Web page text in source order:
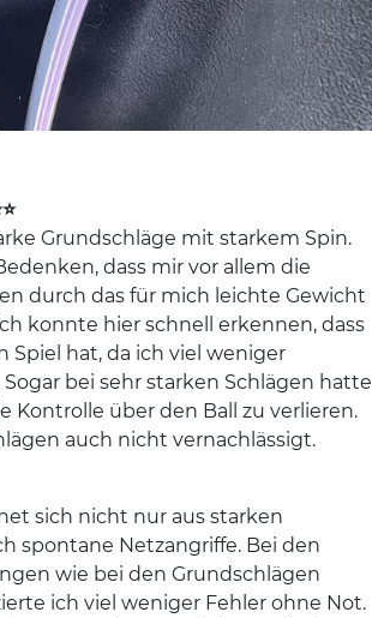
Grundschläge mit starkem Spin.
dass mir vor allem die
durch das für mich leichte Gewicht
konnte hier schnell erkennen, dass
Spiel hat, da ich viel weniger
bei sehr starken Schlägen hatte
Kontrolle über den Ball zu verlieren.
auch nicht vernachlässigt.
sich nicht nur aus starken
spontane Netzangriffe. Bei den
wie bei den Grundschlägen
ich viel weniger Fehler ohne Not.